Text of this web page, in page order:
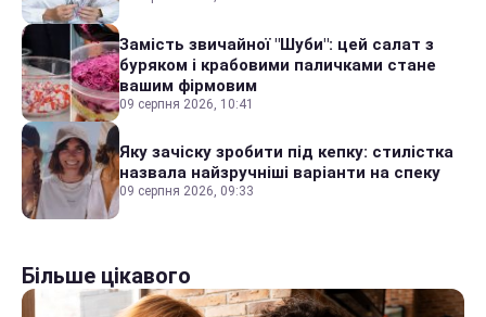
Замість звичайної "Шуби": цей салат з
буряком і крабовими паличками стане
вашим фірмовим
09 серпня 2026, 10:41
Яку зачіску зробити під кепку: стилістка
назвала найзручніші варіанти на спеку
09 серпня 2026, 09:33
Більше цікавого